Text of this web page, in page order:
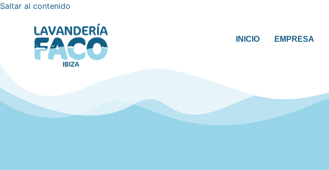
Saltar al contenido
INICIO EMPRESA